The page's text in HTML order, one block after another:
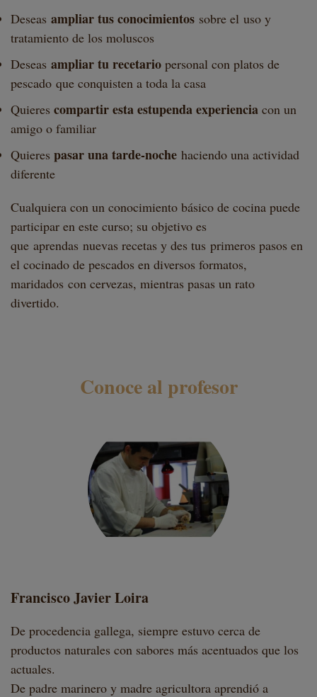
Deseas ampliar tus conocimientos sobre el uso y
tratamiento de los moluscos
Deseas ampliar tu recetario personal con platos de
pescado que conquisten a toda la casa
Quieres compartir esta estupenda experiencia con un
amigo o familiar
Quieres pasar una tarde-noche haciendo una actividad
diferente
Cualquiera con un conocimiento básico de cocina puede
participar en este curso; su objetivo es
que aprendas nuevas recetas y des tus primeros pasos en
el cocinado de pescados en diversos formatos,
maridados con cervezas, mientras pasas un rato
divertido.
Conoce al profesor
Francisco Javier Loira
De procedencia gallega, siempre estuvo cerca de
productos naturales con sabores más acentuados que los
actuales.
De padre marinero y madre agricultora aprendió a